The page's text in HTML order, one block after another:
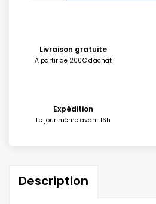
Livraison gratuite
A partir de 200€ d'achat
Expédition
Le jour même avant 16h
Description